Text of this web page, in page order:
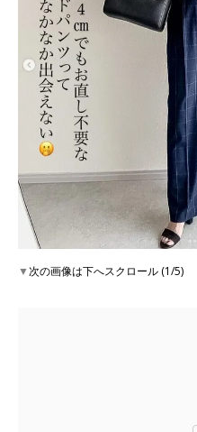
▼次の画像は下へスクロール (1/5)